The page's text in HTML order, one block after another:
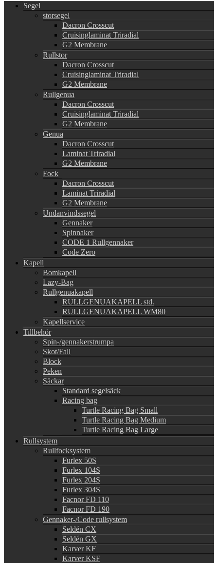
Segel
storsegel
Dacron Crosscut
Cruisinglaminat Triradial
G2 Membrane
Rullstor
Dacron Crosscut
Cruisinglaminat Triradial
G2 Membrane
Rullgenua
Dacron Crosscut
Cruisinglaminat Triradial
G2 Membrane
Genua
Dacron Crosscut
Laminat Triradial
G2 Membrane
Fock
Dacron Crosscut
Laminat Triradial
G2 Membrane
Undanvindssegel
Gennaker
Spinnaker
CODE 1 Rullgennaker
Code Zero
Kapell
Bomkapell
Lazy-Bag
Rullgenuakapell
RULLGENUAKAPELL std.
RULLGENUAKAPELL WM80
Kapellservice
Tillbehör
Spin-/gennakerstrumpa
Skot/Fall
Block
Peken
Säckar
Standard segelsäck
Racing bag
Turtle Racing Bag Small
Turtle Racing Bag Medium
Turtle Racing Bag Large
Rullsystem
Rullfocksystem
Furlex 50S
Furlex 104S
Furlex 204S
Furlex 304S
Facnor FD 110
Facnor FD 190
Gennaker-/Code rullsystem
Seldén CX
Seldén GX
Karver KF
Karver KSF